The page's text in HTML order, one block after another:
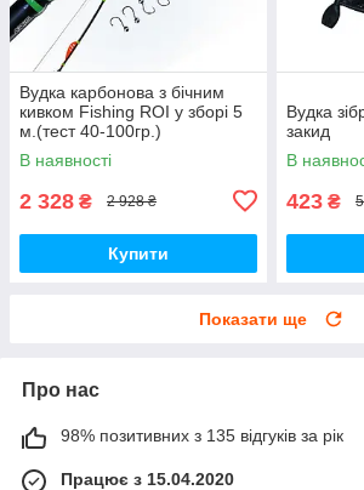
Вудка карбонова з бічним
кивком Fishing ROI у зборі 5
м.(тест 40-100гр.)
В наявності
2 328 ₴ 2 928 ₴
Купити
Вудка
закид
В
423 ₴
Показати ще
Про нас
98% позитивних з 135 відгуків за рік
Працює з 15.04.2020